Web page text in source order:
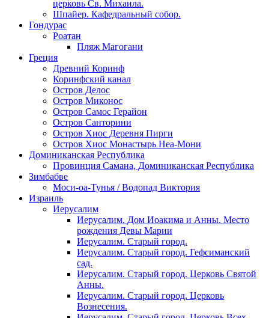
церковь Св. Михаила.
Шпайер. Кафедральный собор.
Гондурас
Роатан
Пляж Магогани
Греция
Древний Коринф
Коринфский канал
Остров Делос
Остров Миконос
Остров Самос Герайон
Остров Санторини
Остров Хиос Деревня Пирги
Остров Хиос Монастырь Неа-Мони
Доминиканская Республика
Провинция Самана, Доминиканская Республика
Зимбабве
Моси-оа-Тунья / Водопад Виктория
Израиль
Иерусалим
Иерусалим. Дом Иоакима и Анны. Место
рождения Девы Марии
Иерусалим. Старый город.
Иерусалим. Старый город. Гефсиманский
сад.
Иерусалим. Старый город. Церковь Святой
Анны.
Иерусалим. Старый город. Церковь
Вознесения.